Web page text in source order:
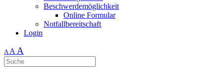
Beschwerdemöglichkeit
Online Formular
Notfallbereitschaft
Login
AA A